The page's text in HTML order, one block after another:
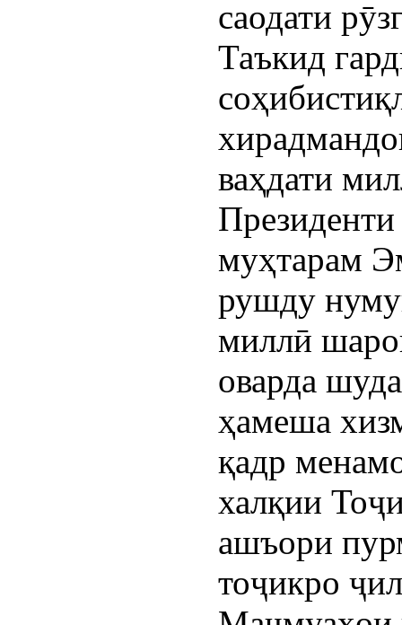
саодати
Таъкид
ваҳдати
муҳтарам
рушду
миллӣ
оварда
ҳамеша
қадр
халқии
ашъори
тоҷикро